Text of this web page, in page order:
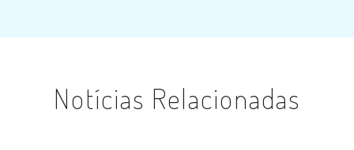
Notícias Relacionadas